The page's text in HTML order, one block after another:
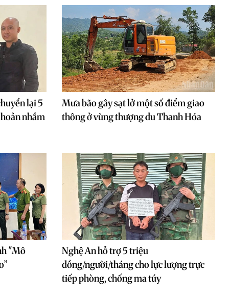
lại 5
nhầm
Mưa bão gây sạt lở một số điểm giao
thông ở vùng thượng du Thanh Hóa
"Mô
Nghệ An hỗ trợ 5 triệu
đồng/người/tháng cho lực lượng trực
tiếp phòng, chống ma túy